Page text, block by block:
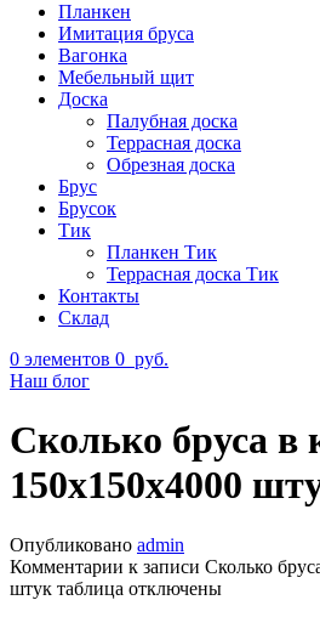
Планкен
Имитация бруса
Вагонка
Мебельный щит
Доска
Палубная доска
Террасная доска
Обрезная доска
Брус
Брусок
Тик
Планкен Тик
Террасная доска Тик
Контакты
Склад
0 элементов 0 руб.
Наш блог
Сколько бруса в
150х150х4000
Опубликовано admin
Комментарии к записи Сколько
штук таблица отключены